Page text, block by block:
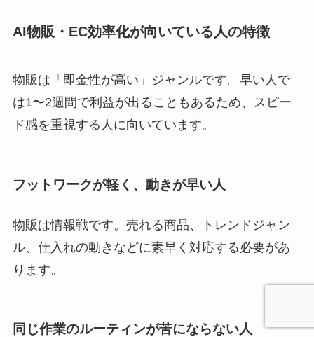
AI物販・EC効率化が向いている人の特徴
物販は「即金性が高い」ジャンルです。早い人で
は1〜2週間で利益が出ることもあるため、スピー
ド感を重視する人に向いています。
フットワークが軽く、動きが早い人
物販は情報戦です。売れる商品、トレンドジャン
ル、仕入れの動きなどに素早く対応する必要があ
ります。
同じ作業のルーティンが苦にならない人